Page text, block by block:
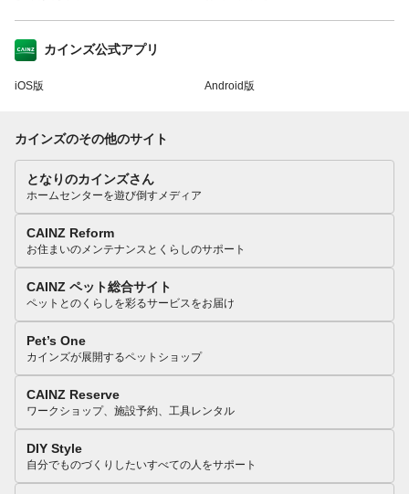
カインズ公式アプリ
iOS版 Android版
カインズのその他のサイト
となりのカインズさん
ホームセンターを遊び倒すメディア
CAINZ Reform
お住まいのメンテナンスとくらしのサポート
CAINZ ペット総合サイト
ペットとのくらしを彩るサービスをお届け
Pet’s One
カインズが展開するペットショップ
CAINZ Reserve
ワークショップ、施設予約、工具レンタル
DIY Style
自分でものづくりしたいすべての人をサポート